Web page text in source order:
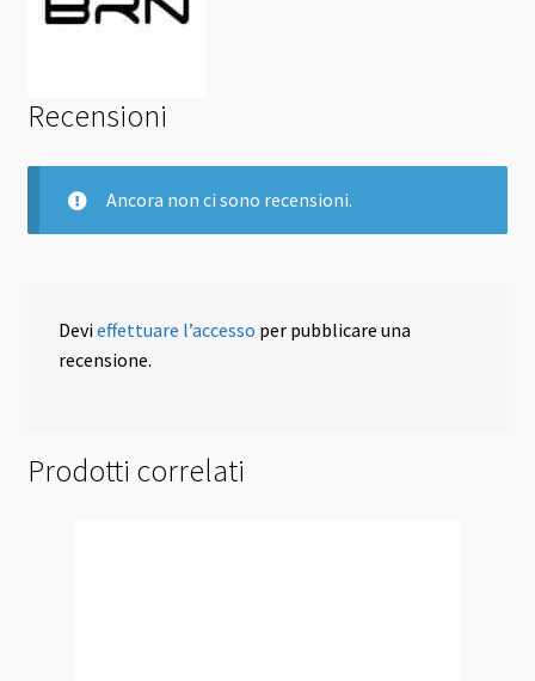
Recensioni
Ancora non ci sono recensioni.
Devieffettuare l’accesso per pubblicare una
recensione.
Prodotti correlati